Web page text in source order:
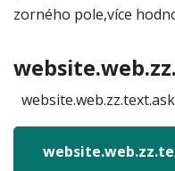
zorného pole,více